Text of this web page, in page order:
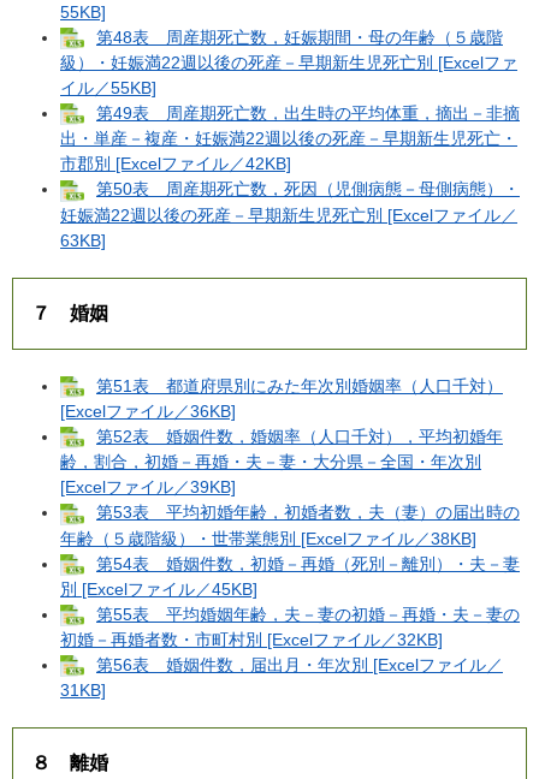
55KB]
第48表 周産期死亡数，妊娠期間・母の年齢（５歳階
級）・妊娠満22週以後の死産－早期新生児死亡別 [Excelファ
イル／55KB]
第49表 周産期死亡数，出生時の平均体重，摘出－非摘
出・単産－複産・妊娠満22週以後の死産－早期新生児死亡・
市郡別 [Excelファイル／42KB]
第50表 周産期死亡数，死因（児側病態－母側病態）・
妊娠満22週以後の死産－早期新生児死亡別 [Excelファイル／
63KB]
７ 婚姻
第51表 都道府県別にみた年次別婚姻率（人口千対）
[Excelファイル／36KB]
第52表 婚姻件数，婚姻率（人口千対），平均初婚年
齢，割合，初婚－再婚・夫－妻・大分県－全国・年次別
[Excelファイル／39KB]
第53表 平均初婚年齢，初婚者数，夫（妻）の届出時の
年齢（５歳階級）・世帯業態別 [Excelファイル／38KB]
第54表 婚姻件数，初婚－再婚（死別－離別）・夫－妻
別 [Excelファイル／45KB]
第55表 平均婚姻年齢，夫－妻の初婚－再婚・夫－妻の
初婚－再婚者数・市町村別 [Excelファイル／32KB]
第56表 婚姻件数，届出月・年次別 [Excelファイル／
31KB]
８ 離婚